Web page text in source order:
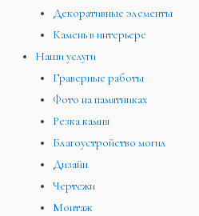
Декоративные элементы
Камень в интерьере
Наши услуги
Граверные работы
Фото на памятниках
Резка камня
Благоустройство могил
Дизайн
Чертежи
Монтаж